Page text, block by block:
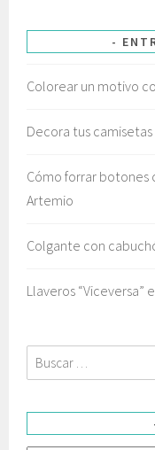
Colorear un motivo
Decora tus
Cómo forrar
Artemio
Colgante con
Llaveros “Viceversa”
Buscar: